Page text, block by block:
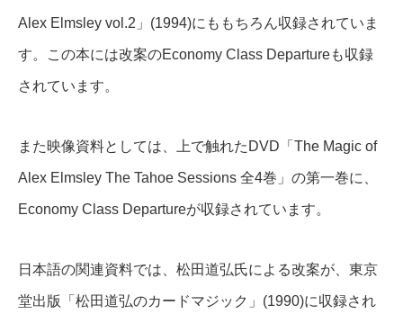
Alex Elmsley vol.2」(1994)にももちろん収録されていま
す。この本には改案のEconomy Class Departureも収録
されています。
また映像資料としては、上で触れたDVD「The Magic of
Alex Elmsley The Tahoe Sessions 全4巻」の第一巻に、
Economy Class Departureが収録されています。
日本語の関連資料では、松田道弘氏による改案が、東京
堂出版「松田道弘のカードマジック」(1990)に収録され